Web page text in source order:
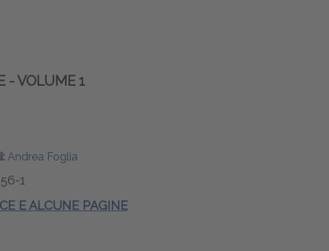
- VOLUME 1
Andrea Foglia
1
E ALCUNE PAGINE